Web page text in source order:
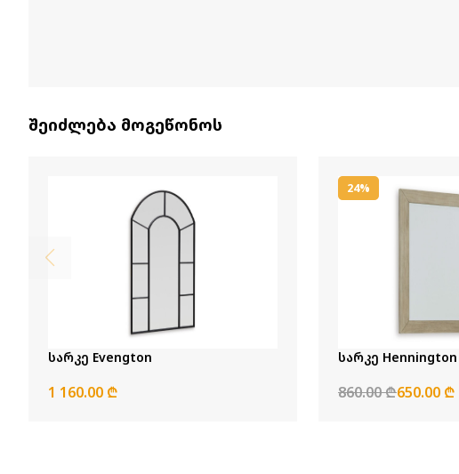
შეიძლება მოგეწონოს
სარკე Evengton
1 160.00 ₾
24%
სარკე Hennington
860.00 ₾650.00 ₾